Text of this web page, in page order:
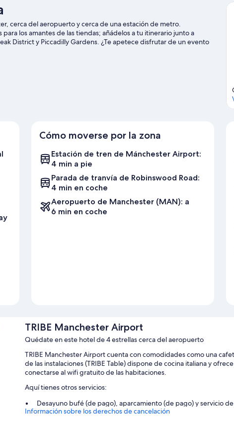
cerca del aeropuerto y cerca de una estación de metro.
los amantes de las tiendas; añádelos a tu itinerario junto a
District y Piccadilly Gardens. ¿Te apetece disfrutar de un evento
Pabellón multiusos AO Arena.
Cómo moverse por la zona
Estación de tren de Mánchester Airport:
4 min a pie
Parada de tranvía de Robinswood Road:
4 min en coche
Aeropuerto de Manchester (MAN): a
6 min en coche
TRIBE Manchester Airport
Quédate en este hotel de 4 estrellas cerca del aeropuerto
TRIBE Manchester Airport cuenta con comodidades como una
de las instalaciones (TRIBE Table) dispone de cocina italiana y
conectarse al wifi gratuito de las habitaciones.
Aquí tienes otros servicios:
Desayuno bufé (de pago), aparcamiento (de pago) y servicio
Servicio de registro de entrada exprés, espacios de coworking
Información sobre los derechos de cancelación